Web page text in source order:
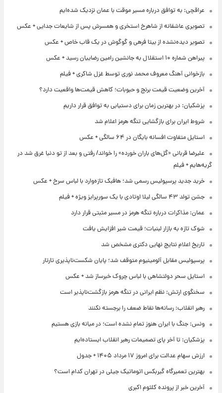
عراقچی: به توافق درباره مسیر موقت با عمان نزدیک شده‌ایم
تصویری عاشقانه از شاهرخ استخری و همسرش پس از شایعات جدایی + عکس
تصویر دیده‌نشده از بیتا فرهی و گوگوش در یک قاب خاص + عکس
پیراهن شماره ۱۰ استقلال به جانشین رامین رضاییان رسید + عکس
بازخوانی آهنگ معروف محمد نوری توسط غزل شاکری + فیلم
آخرین وضعیت قیمت برنج و حبوبات؛ کاهش قیمت‌ها واقعیت دارد؟
پزشکیان: در بهترین زمان برای دستیابی به توافق قرار داریم
شروط ایران برای بازگشایی تنگه هرمز اعلام شد
استایل متفاوت افسانه بایگان در ۶۴ سالگی + عکس
علیرضا قربانی «گل‌های باران خورده» را خواند/ رفتی و بعد از تو دنیا غرق شد در
گریه‌هایم + فیلم
خرید جدید پرسپولیس رسمی شد؛ هافبک تازه‌وارد با لباس سرخ + عکس
جشن تولد ۴۳ سالگی لیلا اوتادی با یک سورپرایز ویژه + فیلم
عمان: مذاکرات درباره تنگه هرمز در مسیر مثبتی قرار دارد
شوک تازه به بازار لبنیات؛ قیمت شیر افزایش یافت
تاریخ اعلام نتایج نهایی دکتری مشخص شد
پرسپولیس مقابل آلومینیوم متوقف شد؛ پایان شکست‌ناپذیری تارتار
استایل سحر دولتشاهی با لباس چروک خبرساز شد + عکس
سخنگوی ارتش: نظم ایرانی در تنگه هرمز بازگشت‌ناپذیر است
رهبر انقلاب: رسانه‌ها نقاط ضعف را برجسته نکنند
ونس: جنگ با ایران هنوز تمام نشده است؛ در میانه بازی هستیم
پزشکیان: تا آخر پای تصمیمات رهبر انقلاب ایستاده‌ایم
ارزش سهام عدالت برای امروز ۱۷ مرداد ۱۴۰۵ + جدول
بهترین تعمیرگاه گیربکس اتوماتیک جیلی در تهران کدام است؟
آخرین خبر از پرونده کلثوم اکبری